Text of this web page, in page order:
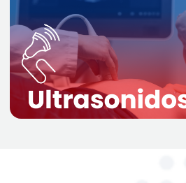
dentro del cuerpo. Es un
procedimiento no invasivo y
seguro
, ampliamente utilizado
para examinar el corazón,
hígado, riñones, y otros órganos.
Más información